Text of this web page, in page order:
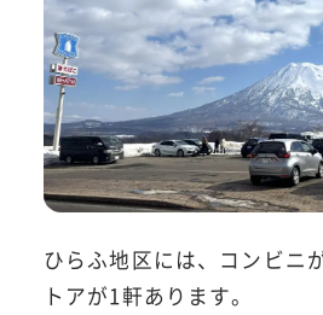
ひらふ地区には、コンビニ
トアが1軒あります。